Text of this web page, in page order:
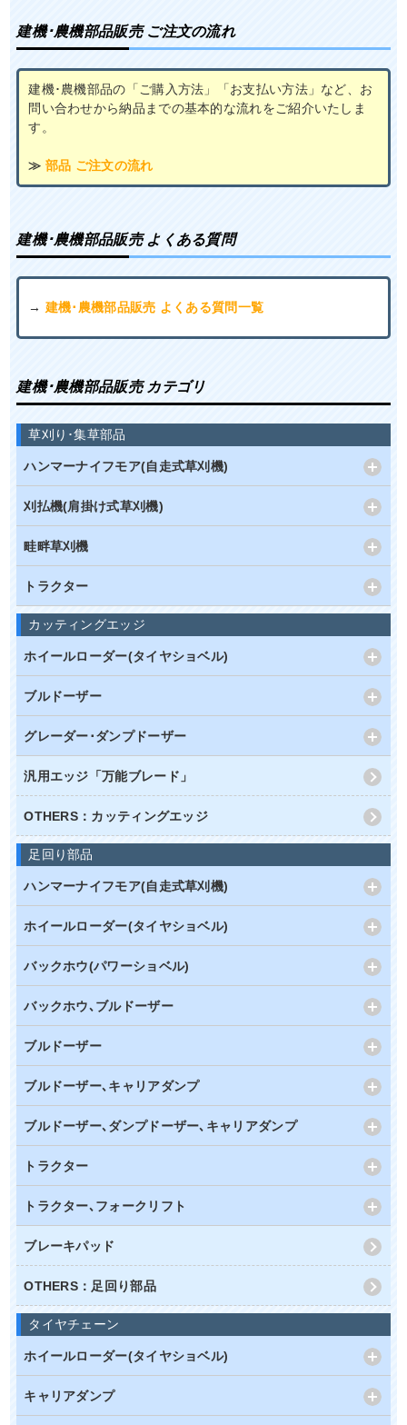
建機･農機部品販売 ご注文の流れ
建機･農機部品の「ご購入方法」「お支払い方法」など、お
問い合わせから納品までの基本的な流れをご紹介いたしま
す。
≫ 部品 ご注文の流れ
建機･農機部品販売 よくある質問
→ 建機･農機部品販売 よくある質問一覧
建機･農機部品販売 カテゴリ
草刈り･集草部品
ハンマーナイフモア(自走式草刈機)
刈払機(肩掛け式草刈機)
畦畔草刈機
トラクター
カッティングエッジ
ホイールローダー(タイヤショベル)
ブルドーザー
グレーダー･ダンプドーザー
汎用エッジ「万能ブレード」
OTHERS：カッティングエッジ
足回り部品
ハンマーナイフモア(自走式草刈機)
ホイールローダー(タイヤショベル)
バックホウ(パワーショベル)
バックホウ､ブルドーザー
ブルドーザー
ブルドーザー､キャリアダンプ
ブルドーザー､ダンプドーザー､キャリアダンプ
トラクター
トラクター､フォークリフト
ブレーキパッド
OTHERS：足回り部品
タイヤチェーン
ホイールローダー(タイヤショベル)
キャリアダンプ